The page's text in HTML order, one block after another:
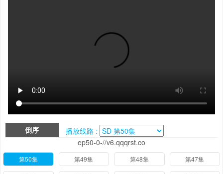
倒序
播放线路 :
ep50-0-//v6.qqqrst.co
第50集 第49集 第48集 第47集